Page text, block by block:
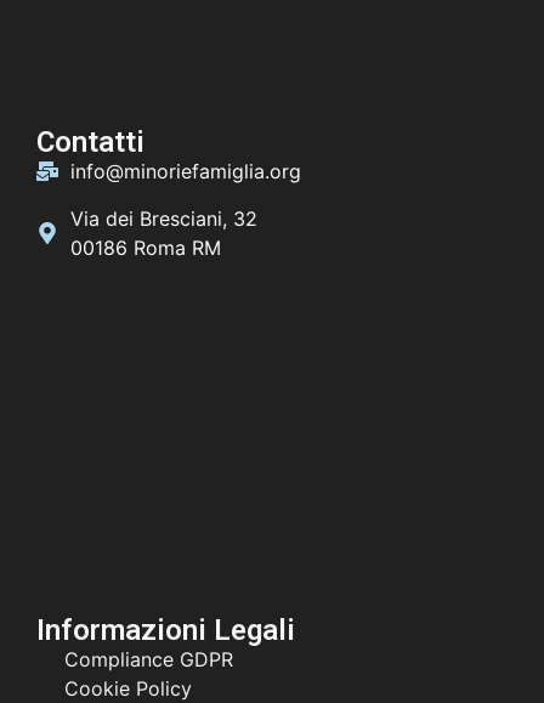
Contatti
info@minoriefamiglia.org
Via dei Bresciani, 32
00186 Roma RM
Informazioni Legali
Compliance GDPR
Cookie Policy